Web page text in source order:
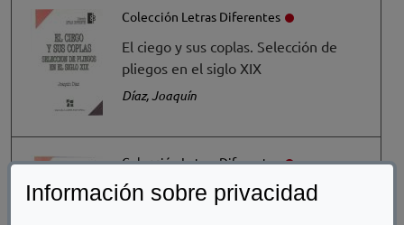
Información sobre privacidad
Colección Letras Diferentes
El ciego y sus coplas. Selección de
pliegos en el siglo XIX
Díaz, Joaquín
Colección Letras Diferentes
La décima de Beethoven